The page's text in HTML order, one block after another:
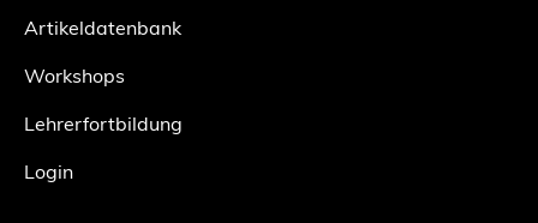
Artikeldatenbank
Workshops
Lehrerfortbildung
Login